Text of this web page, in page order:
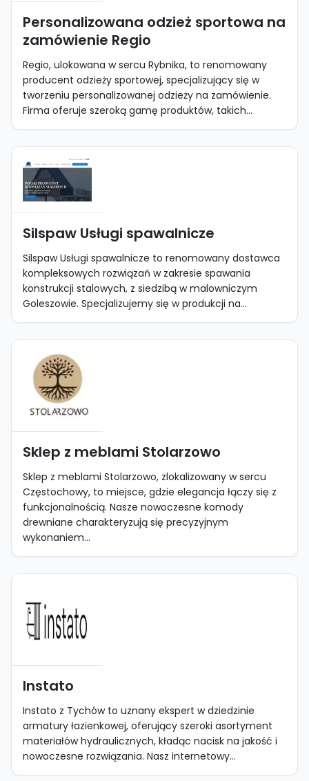
Personalizowana odzież sportowa na
zamówienie Regio
Regio, ulokowana w sercu Rybnika, to renomowany
producent odzieży sportowej, specjalizujący się w
tworzeniu personalizowanej odzieży na zamówienie.
Firma oferuje szeroką gamę produktów, takich...
Silspaw Usługi spawalnicze
Silspaw Usługi spawalnicze to renomowany dostawca
kompleksowych rozwiązań w zakresie spawania
konstrukcji stalowych, z siedzibą w malowniczym
Goleszowie. Specjalizujemy się w produkcji na...
Sklep z meblami Stolarzowo
Sklep z meblami Stolarzowo, zlokalizowany w sercu
Częstochowy, to miejsce, gdzie elegancja łączy się z
funkcjonalnością. Nasze nowoczesne komody
drewniane charakteryzują się precyzyjnym
wykonaniem...
Instato
Instato z Tychów to uznany ekspert w dziedzinie
armatury łazienkowej, oferujący szeroki asortyment
materiałów hydraulicznych, kładąc nacisk na jakość i
nowoczesne rozwiązania. Nasz internetowy...